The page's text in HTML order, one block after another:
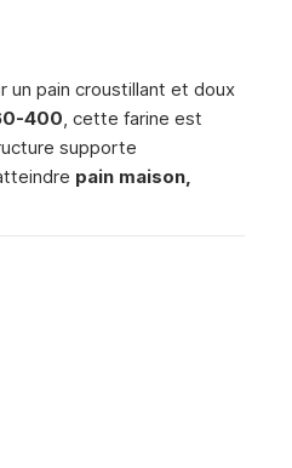
un pain croustillant et doux
400, cette farine est
supporte
pain maison,